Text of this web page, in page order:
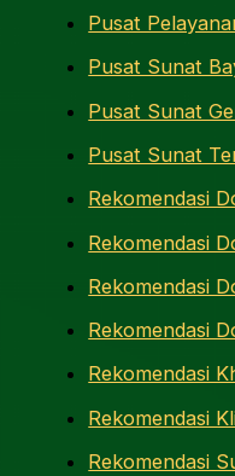
Pusat
Pusat Sunat
Pusat Sunat
Pusat Sunat
Rekomendasi
Rekomendasi
Rekomendasi
Rekomendasi
Rekomendasi
Rekomendasi
Rekomendasi